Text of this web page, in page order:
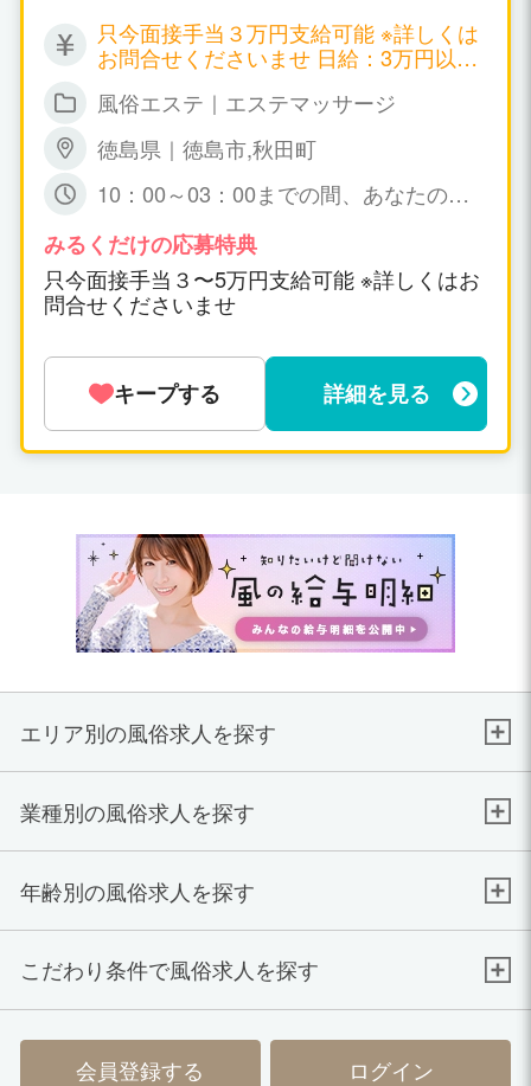
只今面接手当３万円支給可能 ※詳しくは
お問合せくださいませ 日給：3万円以上
風俗エステ｜エステマッサージ
徳島県｜徳島市,秋田町
10：00～03：00までの間、あなたの可
すょ☆ 特に、規定はありません。
みるくだけの応募特典
只今面接手当３〜5万円支給可能 ※詳しくはお
問合せくださいませ
キープする 詳細を見る
エリア別の風俗求人を探す
業種別の風俗求人を探す
年齢別の風俗求人を探す
こだわり条件で風俗求人を探す
会員登録する ログイン